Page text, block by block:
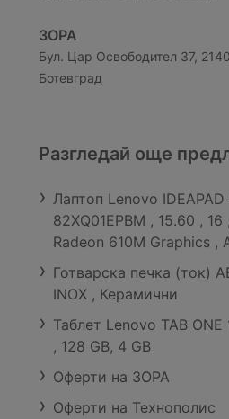
ЗОРА
Бул. Цар Освободител 37, 2140
Ботевград
Разгледай още
Лаптоп Lenovo
82XQ01EPBM , 15.60 ,
Radeon 610M Graphics ,
QUAD CORE , Без OS
Готварска печка (ток)
INOX , Керамични
Таблет Lenovo TAB
, 128 GB, 4 GB
Оферти на ЗОРА
Оферти на Технополис